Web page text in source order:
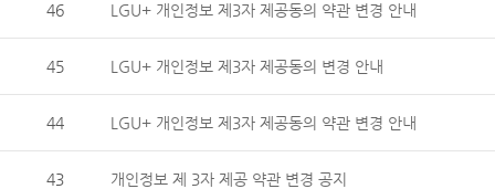
46 LGU+ 개인정보 제3자 제공동의 약관 변경 안내
45 LGU+ 개인정보 제3자 제공동의 변경 안내
44 LGU+ 개인정보 제3자 제공동의 약관 변경 안내
43 개인정보 제 3자 제공 약관 변경 공지